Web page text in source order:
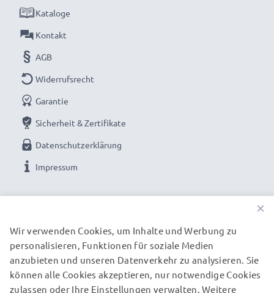
Kataloge
Kontakt
AGB
Widerrufsrecht
Garantie
Sicherheit & Zertifikate
Datenschutzerklärung
Impressum
UNSERE VERSANDPARTNER
×
Wir verwenden Cookies, um Inhalte und Werbung zu
personalisieren, Funktionen für soziale Medien
anzubieten und unseren Datenverkehr zu analysieren. Sie
können alle Cookies akzeptieren, nur notwendige Cookies
zulassen oder Ihre Einstellungen verwalten. Weitere